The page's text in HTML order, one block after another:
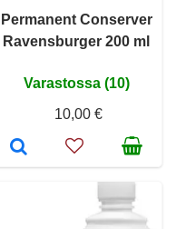
Permanent Conserver
Ravensburger 200 ml
Varastossa (10)
10,00 €